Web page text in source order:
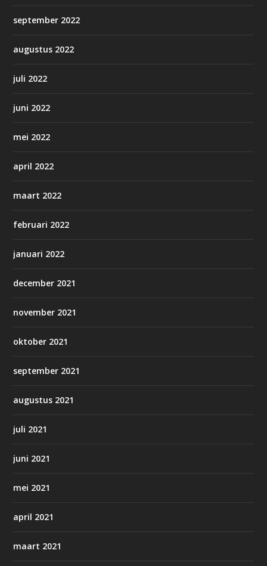
september 2022
augustus 2022
juli 2022
juni 2022
mei 2022
april 2022
maart 2022
februari 2022
januari 2022
december 2021
november 2021
oktober 2021
september 2021
augustus 2021
juli 2021
juni 2021
mei 2021
april 2021
maart 2021